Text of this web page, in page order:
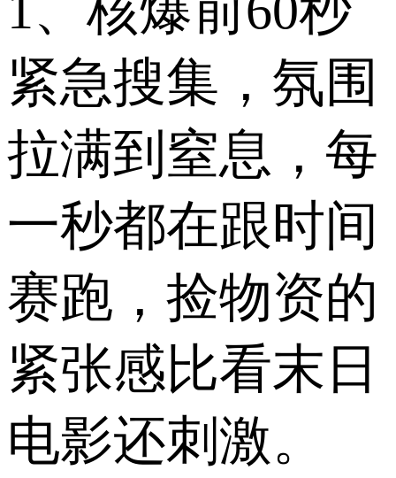
紧急搜集，氛围
拉满到窒息，每
一秒都在跟时间
赛跑，捡物资的
紧张感比看末日
电影还刺激。